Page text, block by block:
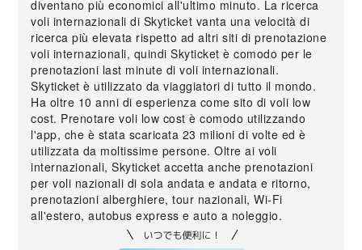
diventano più economici all'ultimo minuto. La ricerca
voli internazionali di Skyticket vanta una velocità di
ricerca più elevata rispetto ad altri siti di prenotazione
voli internazionali, quindi Skyticket è comodo per le
prenotazioni last minute di voli internazionali.
Skyticket è utilizzato da viaggiatori di tutto il mondo.
Ha oltre 10 anni di esperienza come sito di voli low
cost. Prenotare voli low cost è comodo utilizzando
l'app, che è stata scaricata 23 milioni di volte ed è
utilizzata da moltissime persone. Oltre ai voli
internazionali, Skyticket accetta anche prenotazioni
per voli nazionali di sola andata e andata e ritorno,
prenotazioni alberghiere, tour nazionali, Wi-Fi
all'estero, autobus express e auto a noleggio.